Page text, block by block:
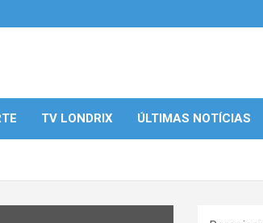
TV LONDRIX ÚLTIMAS NOTÍCIAS